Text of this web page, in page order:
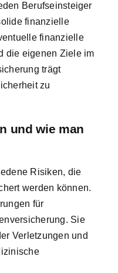
Berufseinsteiger
finanzielle
finanzielle
die eigenen Ziele im
trägt
zu
und wie man
Risiken, die
werden können.
für
Sie
Verletzungen und